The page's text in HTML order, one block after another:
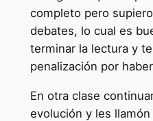
completo pero
debates, lo cual es
terminar la lectura y
penalización por
En otra clase
evolución y les